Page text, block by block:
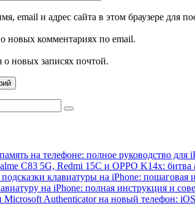
email и адрес сайта в этом браузере для
новых комментариях по email.
о новых записях почтой.
на телефоне: полное руководство для
C83 5G, Redmi 15C и OPPO K14x: битва
клавиатуры на iPhone: пошаговая
на iPhone: полная инструкция и
Microsoft Authenticator на новый телефон: